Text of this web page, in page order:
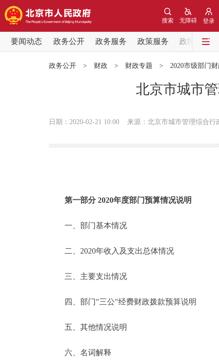
登录
无障碍
搜索
要闻动态 政务公开 政务服务 政策服务
政民互动
便民服务
中介服务
政务公开 > 财政 > 财政专题 > 2020市级部门
北京市城市
日期：2020-02-21 10:00 来源：北京市城市管理综合行
第一部分 2020年度部门预算情况说明
一、部门基本情况
二、2020年收入及支出总体情况
三、主要支出情况
四、部门"三公"经费财政拨款预算说明
五、其他情况说明
六、名词解释